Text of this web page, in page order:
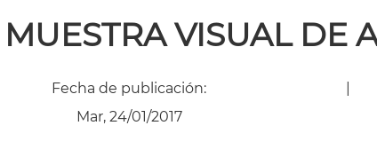
MUESTRA VISUAL DE
Fecha de publicación:
Mar, 24/01/2017